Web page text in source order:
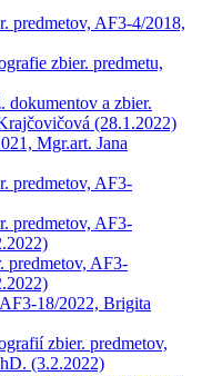
predmetov, AF3-4/2018,
zbier. predmetu,
a zbier.
(28.1.2022)
Mgr.art. Jana
predmetov, AF3-
predmetov, AF3-
predmetov, AF3-
18/2022, Brigita
zbier. predmetov,
(3.2.2022)